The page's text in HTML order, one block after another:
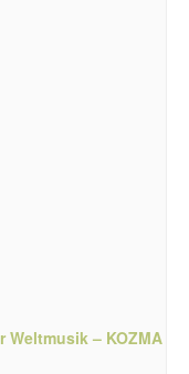
Weltmusik – KOZMA